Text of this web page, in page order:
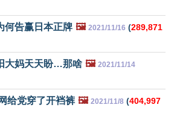
何告赢日本正牌 🖼️ 2021/11/16 (289,871
大妈天天盼…那啥 🖼️ 2021/11/14
给党穿了开裆裤 🖼️ 2021/11/8 (404,997